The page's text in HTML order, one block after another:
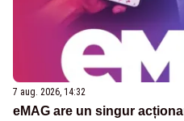
7 aug. 2026, 14:32
eMAG are un singur